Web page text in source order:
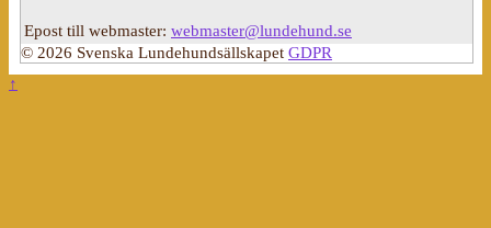
Epost till webmaster: webmaster@lundehund.se
© 2026 Svenska Lundehundsällskapet GDPR
↑